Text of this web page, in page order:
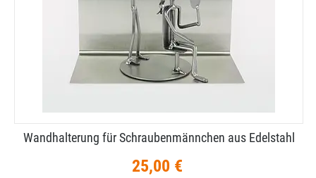
Wandhalterung für Schraubenmännchen aus Edelstahl
25,00 €